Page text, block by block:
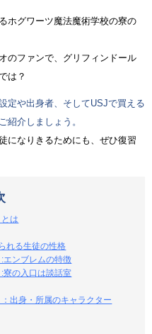
ホグワーツ魔法魔術学校の寮の
のファンで、グリフィンドール
は？
定や出身者、そしてUSJで買える
紹介しましょう。
になりきるためにも、ぜひ復習
は
れる生徒の性格
エンブレムの特徴
寮の入口は談話室
出身・所属のキャラクター